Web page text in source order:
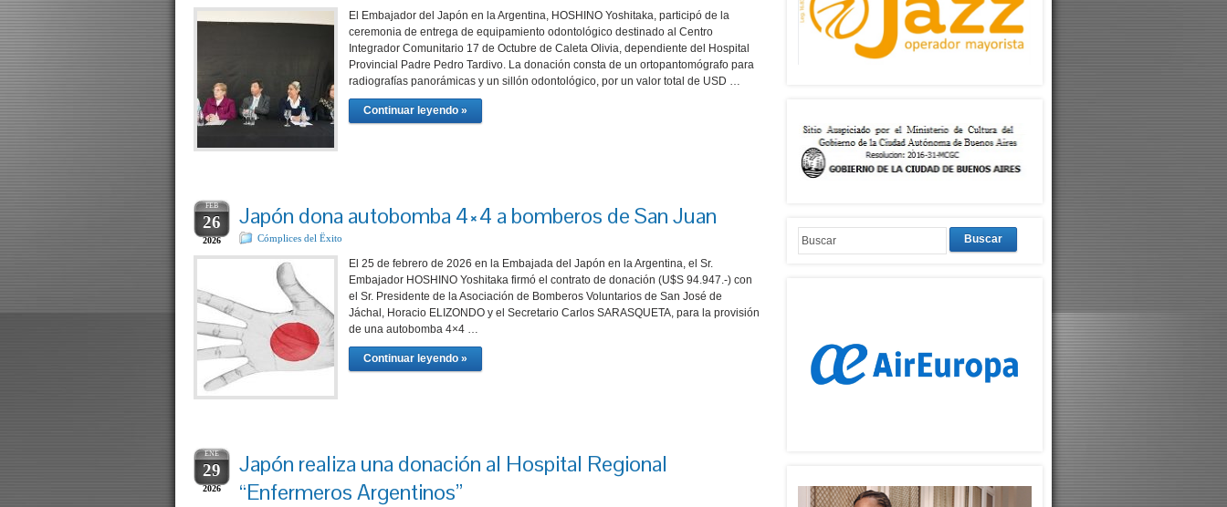
El Embajador del Japón en la Argentina, HOSHINO Yoshitaka, participó de la
ceremonia de entrega de equipamiento odontológico destinado al Centro
Integrador Comunitario 17 de Octubre de Caleta Olivia, dependiente del Hospital
Provincial Padre Pedro Tardivo. La donación consta de un ortopantomógrafo para
radiografías panorámicas y un sillón odontológico, por un valor total de USD …
Continuar leyendo »
FEB
26
2026
Japón dona autobomba 4×4 a bomberos de San Juan
Cómplices del Ëxito
El 25 de febrero de 2026 en la Embajada del Japón en la Argentina, el Sr.
Embajador HOSHINO Yoshitaka firmó el contrato de donación (U$S 94.947.-) con
el Sr. Presidente de la Asociación de Bomberos Voluntarios de San José de
Jáchal, Horacio ELIZONDO y el Secretario Carlos SARASQUETA, para la provisión
de una autobomba 4×4 …
Continuar leyendo »
ENE
29
2026
Japón realiza una donación al Hospital Regional
“Enfermeros Argentinos”
Buscar